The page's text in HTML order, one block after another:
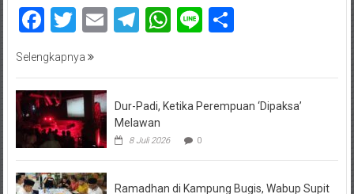
Facebook
Twitter
EmailTelegram
WhatsApp
LineShare
Selengkapnya
Dur-Padi, Ketika Perempuan ‘Dipaksa’
Melawan
8 Juli 2026 0
Ramadhan di Kampung Bugis, Wabup Supit